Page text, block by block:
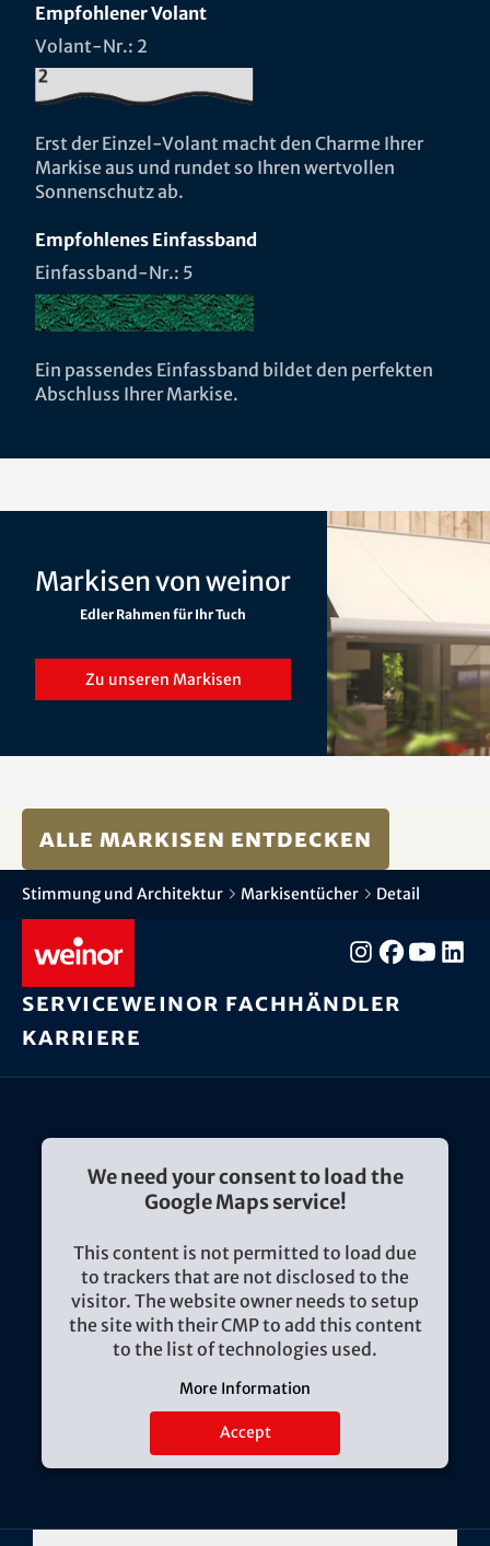
Empfohlener Volant
Volant-Nr.: 2
Erst der Einzel-Volant macht den Charme Ihrer
Markise aus und rundet so Ihren wertvollen
Sonnenschutz ab.
Empfohlenes Einfassband
Einfassband-Nr.: 5
Ein passendes Einfassband bildet den perfekten
Abschluss Ihrer Markise.
Markisen von weinor
Edler Rahmen für Ihr Tuch
Zu unseren Markisen
Alle Markisen entdecken
Stimmung und Architektur Markisentücher Detail
Serviceweinor Fachhändler
Karriere
We need your consent to load the
Google Maps service!
This content is not permitted to load due
to trackers that are not disclosed to the
visitor. The website owner needs to setup
the site with their CMP to add this content
to the list of technologies used.
More Information
Accept